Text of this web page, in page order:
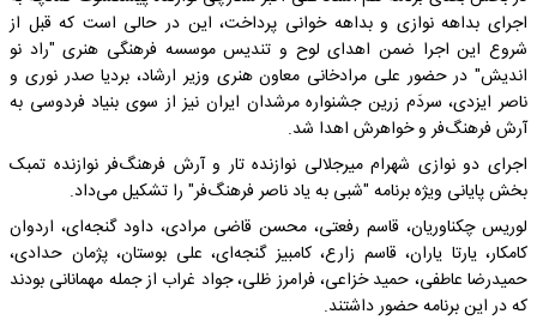
اجرای بداهه نوازی و بداهه خوانی پرداخت، این در حالی است که قبل از
شروع این اجرا ضمن اهدای لوح و تندیس موسسه فرهنگی هنری "راد نو
اندیش" در حضور علی مرادخانی معاون هنری وزیر ارشاد، بردیا صدر نوری و
ناصر ایزدی، سردَم زرین جشنواره مرشدان ایران نیز از سوی بنیاد فردوسی به
آرش فرهنگ‌فر و خواهرش اهدا شد.
اجرای دو نوازی شهرام میرجلالی نوازنده تار و آرش فرهنگ‌فر نوازنده تمبک
بخش پایانی ویژه برنامه "شبی به یاد ناصر فرهنگ‌فر" را تشکیل می‌داد.
لوریس چکناوریان، قاسم رفعتی، محسن قاضی مرادی، داود گنجه‌ای، اردوان
کامکار، یارتا یاران، قاسم زارع، کامبیز گنجه‌ای، علی بوستان، پژمان حدادی،
حمیدرضا عاطفی، حمید خزاعی، فرامرز ظلی، جواد غراب از جمله مهمانانی بودند
که در این برنامه حضور داشتند.